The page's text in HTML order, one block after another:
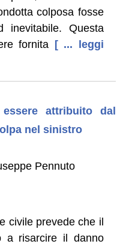
colposa fosse
inevitabile. Questa
fornita [ ... leggi
attribuito dal
nel sinistro
Pennuto
civile prevede che il
a risarcire il danno